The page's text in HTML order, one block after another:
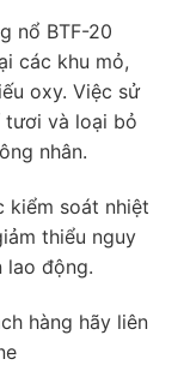
nổ BTF-20
các khu mỏ,
oxy. Việc sử
tươi và loại bỏ
nhân.
kiểm soát nhiệt
thiểu nguy
lao động.
hàng hãy liên